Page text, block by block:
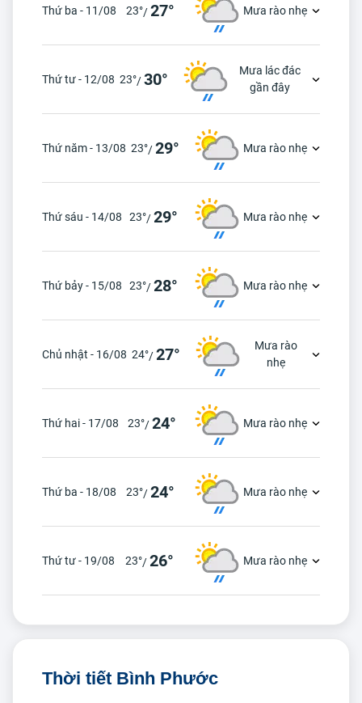
Thứ ba - 11/08 23°/27° Mưa rào nhẹ
Thứ tư - 12/08 23°/30°
Mưa lác đác
gần đây
Thứ năm - 13/08 23°/29° Mưa rào nhẹ
Thứ sáu - 14/08 23°/29° Mưa rào nhẹ
Thứ bảy - 15/08 23°/28° Mưa rào nhẹ
Chủ nhật - 16/08 24°/27°
Mưa rào
nhẹ
Thứ hai - 17/08 23°/24° Mưa rào nhẹ
Thứ ba - 18/08 23°/24° Mưa rào nhẹ
Thứ tư - 19/08 23°/26° Mưa rào nhẹ
Thời tiết Bình Phước